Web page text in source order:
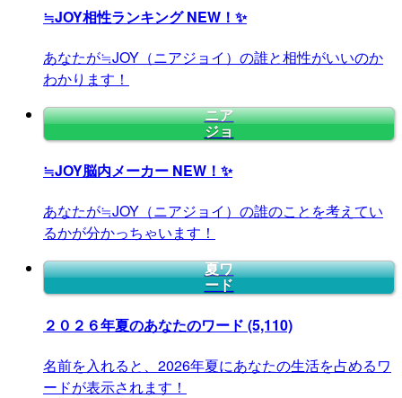
≒JOY相性ランキングNEW！✨
あなたが≒JOY（ニアジョイ）の誰と相性がいいのか
わかります！
ニア
ジョ
≒JOY脳内メーカー NEW！✨
あなたが≒JOY（ニアジョイ）の誰のことを考えてい
るかが分かっちゃいます！
夏ワ
ード
２０２６年夏のあなたのワード (5,110)
名前を入れると、2026年夏にあなたの生活を占めるワ
ードが表示されます！